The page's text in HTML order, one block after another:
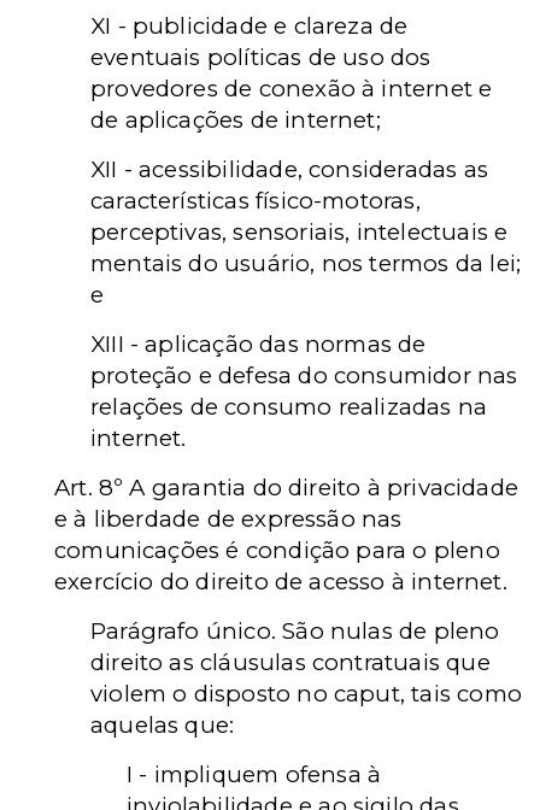
XI - publicidade e clareza de
eventuais políticas de uso dos
provedores de conexão à internet e
de aplicações de internet;
XII - acessibilidade, consideradas as
características físico-motoras,
perceptivas, sensoriais, intelectuais e
mentais do usuário, nos termos da lei;
e
XIII - aplicação das normas de
proteção e defesa do consumidor nas
relações de consumo realizadas na
internet.
Art. 8º A garantia do direito à privacidade
e à liberdade de expressão nas
comunicações é condição para o pleno
exercício do direito de acesso à internet.
Parágrafo único. São nulas de pleno
direito as cláusulas contratuais que
violem o disposto no caput, tais como
aquelas que:
I - impliquem ofensa à